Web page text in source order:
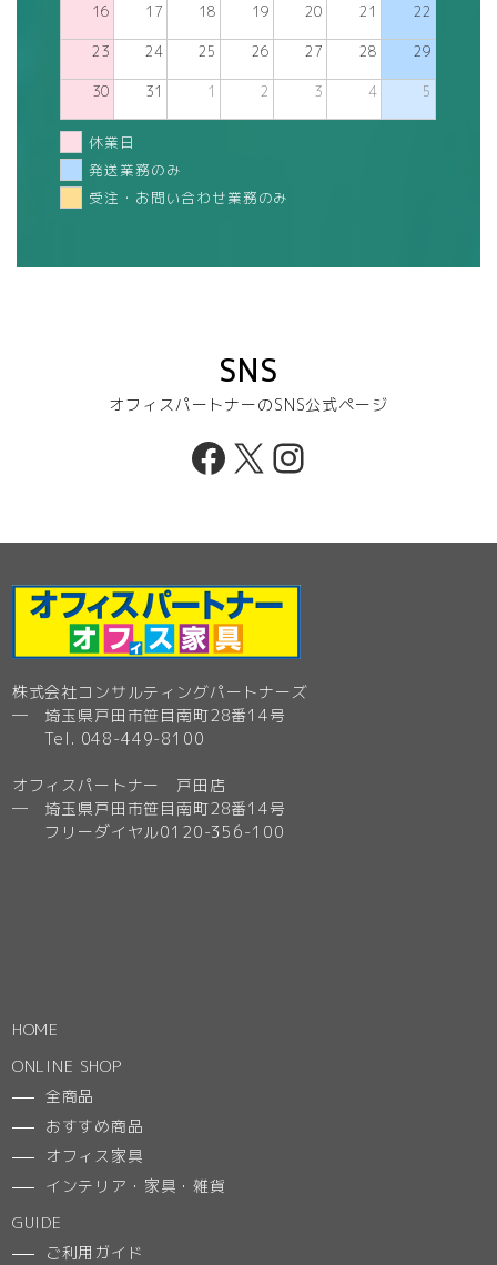
16 17 18 19 20 21 22
23 24 25 26 27 28 29
30 31 1 2 3 4 5
休業日
発送業務のみ
受注・お問い合わせ業務のみ
SNS
オフィスパートナーのSNS公式ページ
Facebook
X Instagram
株式会社コンサルティングパートナーズ
─ 埼玉県戸田市笹目南町28番14号
Tel. 048-449-8100
オフィスパートナー 戸田店
─ 埼玉県戸田市笹目南町28番14号
フリーダイヤル0120-356-100
HOME
ONLINE SHOP
全商品
おすすめ商品
オフィス家具
インテリア・家具・雑貨
GUIDE
ご利用ガイド